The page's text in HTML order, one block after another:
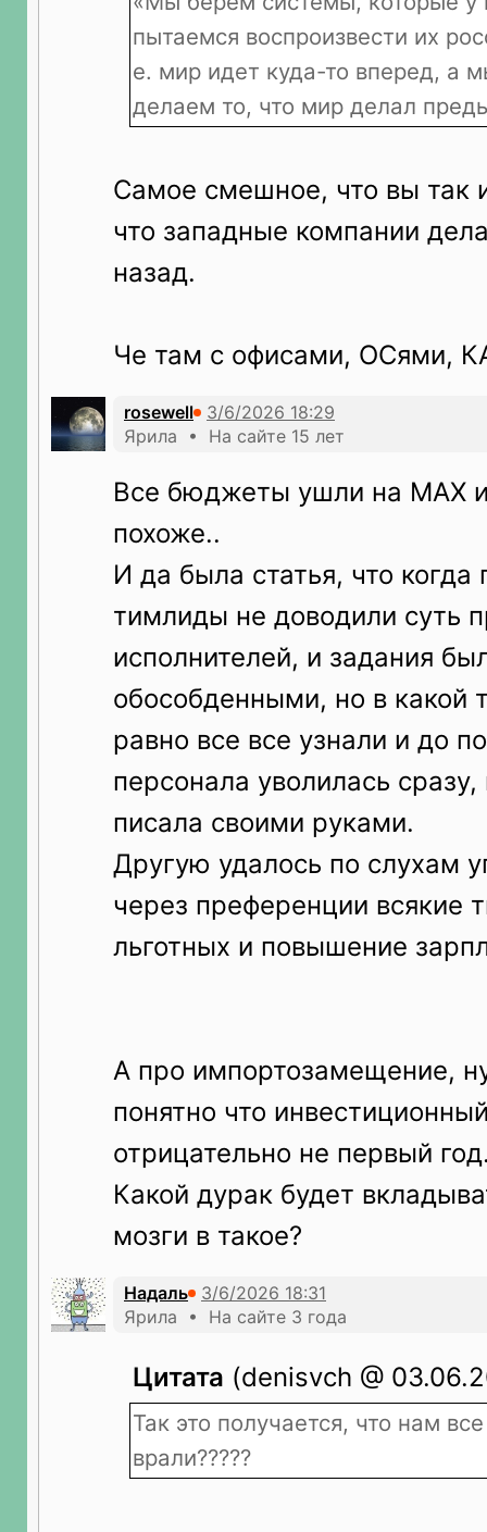
пытаемся воспроизвести их
е. мир идет куда-то вперед, а
делаем то, что мир делал
Самое смешное, что вы так
что западные компании
назад.
Че там с офисами, ОСями,
rosewell
Ярила • На сайте 15 лет
Все бюджеты ушли на MAX
похоже..
И да была статья, что
тимлиды не доводили суть
исполнителей, и задания
обособденными, но в какой
равно все все узнали и до
персонала уволилась сразу,
писала своими руками.
Другую удалось по слухам
через преференции всякие
льготных и повышение
А про импортозамещение,
понятно что
отрицательно не первый
Какой дурак будет
мозги в такое?
Надаль
Ярила • На сайте 3 года
Цитата (denisvch @
Так это получается, что нам
врали?????